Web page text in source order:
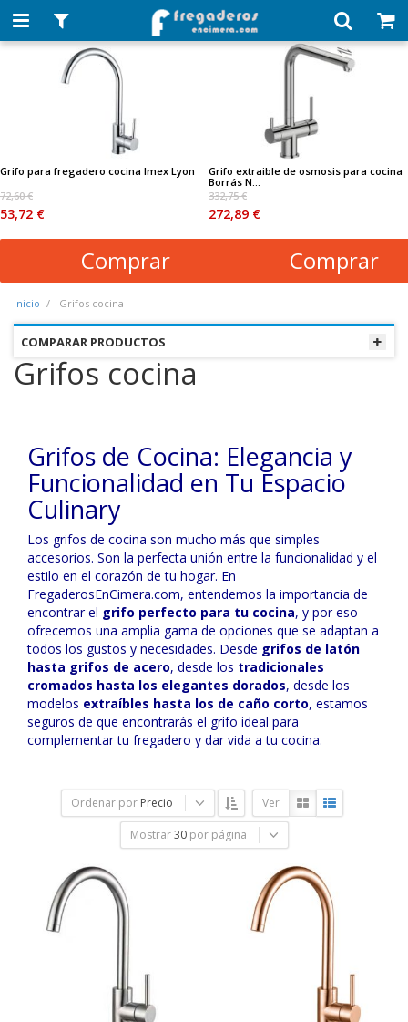
Grifo para fregadero cocina Imex Lyon
72,60 €
53,72 €
Comprar
Grifo extraible de osmosis para cocina
Borrás N...
332,75 €
272,89 €
Comprar
Inicio Grifos cocina
COMPARAR PRODUCTOS
Grifos cocina
Grifos de Cocina: Elegancia y
Funcionalidad en Tu Espacio
Culinary
Los grifos de cocina son mucho más que simples
accesorios. Son la perfecta unión entre la funcionalidad y el
estilo en el corazón de tu hogar. En
FregaderosEnCimera.com, entendemos la importancia de
encontrar el grifo perfecto para tu cocina, y por eso
ofrecemos una amplia gama de opciones que se adaptan a
todos los gustos y necesidades. Desde grifos de latón
hasta grifos de acero, desde los tradicionales
cromados hasta los elegantes dorados, desde los
modelos extraíbles hasta los de caño corto, estamos
seguros de que encontrarás el grifo ideal para
complementar tu fregadero y dar vida a tu cocina.
Ordenar por Precio Ver
Mostrar 30 por página